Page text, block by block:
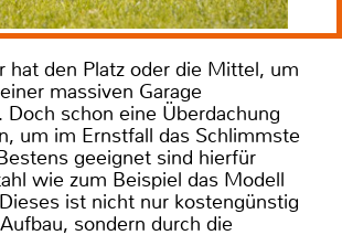
hat den Platz oder die Mittel, um
massiven Garage
Doch schon eine Überdachung
um im Ernstfall das Schlimmste
geeignet sind hierfür
wie zum Beispiel das Modell
ist nicht nur kostengünstig
sondern durch die